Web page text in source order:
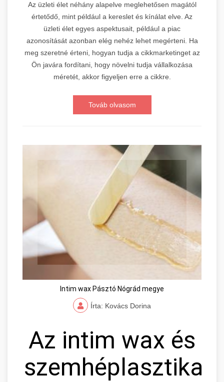
Az üzleti élet néhány alapelve meglehetősen magától
értetődő, mint például a kereslet és kínálat elve. Az
üzleti élet egyes aspektusait, például a piac
azonosítását azonban elég nehéz lehet megérteni. Ha
meg szeretné érteni, hogyan tudja a cikkmarketinget az
Ön javára fordítani, hogy növelni tudja vállalkozása
méretét, akkor figyeljen erre a cikkre.
Továb olvasom
Intim wax Pásztó Nógrád megye
Írta: Kovács Dorina
Az intim wax és
szemhéplasztika